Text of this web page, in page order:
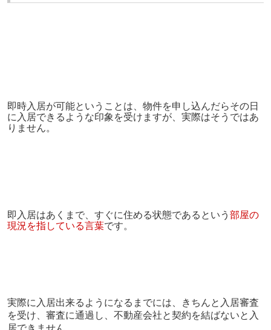
即時入居が可能ということは、物件を申し込んだらその日
に入居できるような印象を受けますが、実際はそうではあ
りません。
即入居はあくまで、すぐに住める状態であるという 部屋の
現況を指している言葉です。
実際に入居出来るようになるまでには、きちんと入居審査
を受け、審査に通過し、不動産会社と契約を結ばないと入